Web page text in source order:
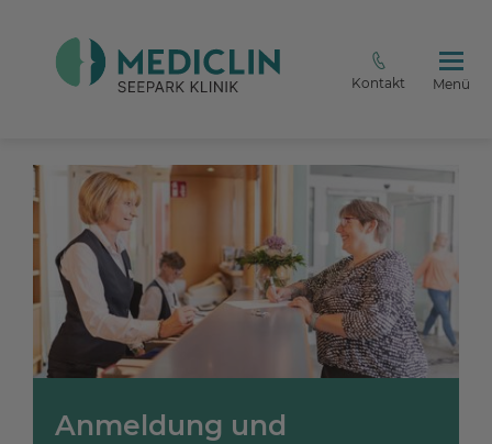
Kontakt Menü
Anmeldung und